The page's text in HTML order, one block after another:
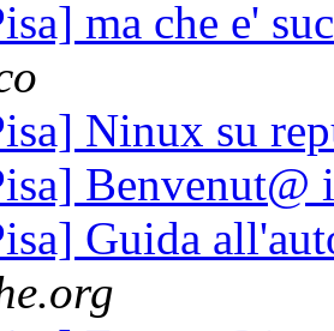
ma che e'
Ninux su
Guida